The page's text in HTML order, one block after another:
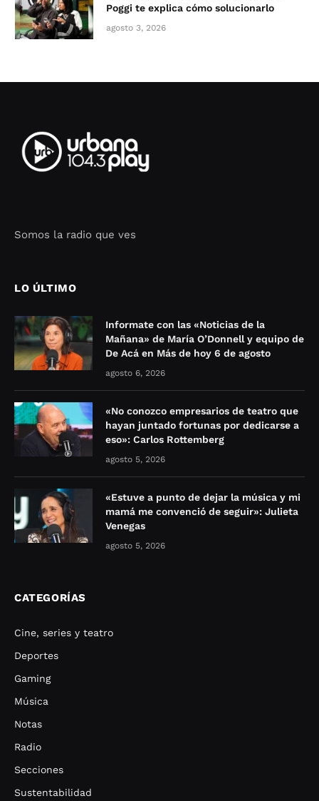
Poggi te explica cómo solucionarlo
agosto 3, 2026
Somos la radio que ves
LO ÚLTIMO
Informate con las «Noticias de la
Mañana» de María O’Donnell y equipo de
De Acá en Más de hoy 6 de agosto
agosto 6, 2026
«No conozco empresarios de teatro que
hayan juntado fortunas por dedicarse a
eso»: Carlos Rottemberg
agosto 5, 2026
«Estuve a punto de dejar la música y mi
mamá me convenció de seguir»: Julieta
Venegas
agosto 5, 2026
CATEGORÍAS
Cine, series y teatro
Deportes
Gaming
Música
Notas
Radio
Secciones
Sustentabilidad